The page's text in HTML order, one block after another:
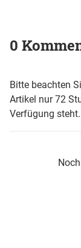
0
Bitte beachten
Artikel nur 72
Verfügung steht.